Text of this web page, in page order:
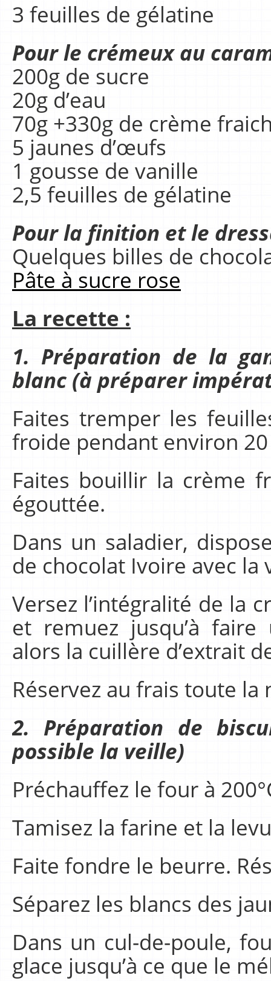
3 feuilles de gélatine
Pour le crémeux au
200g de sucre
20g d’eau
70g +330g de crème
5 jaunes d’œufs
1 gousse de vanille
2,5 feuilles de gélatine
Pour la finition et le
Quelques billes de
Pâte à sucre rose
La recette :
1. Préparation de la
blanc (à préparer
Faites tremper les
froide pendant environ
Faites bouillir la crème
égouttée.
Dans un saladier,
de chocolat Ivoire avec la
Versez l’intégralité de la
et remuez jusqu’à
alors la cuillère d’extrait
Réservez au frais toute la
2. Préparation de
possible la veille)
Préchauffez le four à
Tamisez la farine et la
Faite fondre le beurre.
Séparez les blancs des
Dans un cul-de-poule,
glace jusqu’à ce que le